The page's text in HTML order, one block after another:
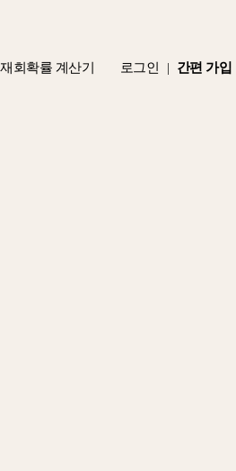
재회확률 계산기 로그인 간편 가입